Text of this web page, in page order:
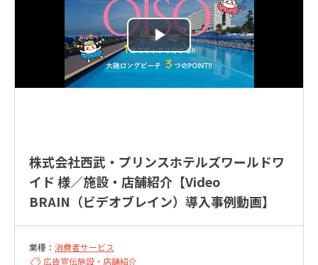
株式会社西武・プリンスホテルズワールドワ
イド 様／施設・店舗紹介【Video
BRAIN（ビデオブレイン）導入事例動画】
業種： 消費者サービス
広告宣伝施設・店舗紹介